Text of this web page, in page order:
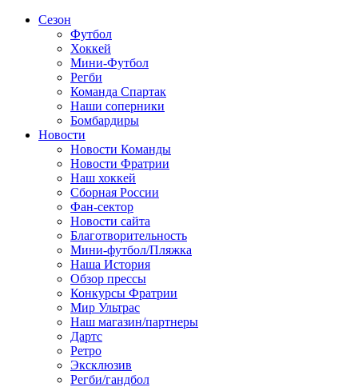
Сезон
Футбол
Хоккей
Мини-Футбол
Регби
Команда Спартак
Наши соперники
Бомбардиры
Новости
Новости Команды
Новости Фратрии
Наш хоккей
Сборная России
Фан-cектор
Новости сайта
Благотворительность
Мини-футбол/Пляжка
Наша История
Обзор прессы
Конкурсы Фратрии
Мир Ультрас
Наш магазин/партнеры
Дартс
Ретро
Эксклюзив
Регби/гандбол